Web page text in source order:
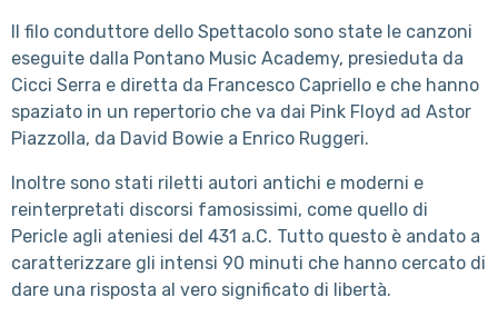
Il filo conduttore dello Spettacolo sono state le canzoni
eseguite dalla Pontano Music Academy, presieduta da
Cicci Serra e diretta da Francesco Capriello e che hanno
spaziato in un repertorio che va dai Pink Floyd ad Astor
Piazzolla, da David Bowie a Enrico Ruggeri.
Inoltre sono stati riletti autori antichi e moderni e
reinterpretati discorsi famosissimi, come quello di
Pericle agli ateniesi del 431 a.C. Tutto questo è andato a
caratterizzare gli intensi 90 minuti che hanno cercato di
dare una risposta al vero significato di libertà.